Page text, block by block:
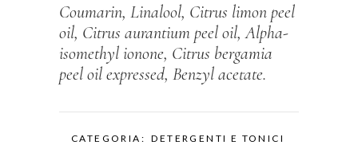
Coumarin, Linalool, Citrus limon peel
oil, Citrus aurantium peel oil, Alpha-
isomethyl ionone, Citrus bergamia
peel oil expressed, Benzyl acetate.
CATEGORIA: DETERGENTI E TONICI